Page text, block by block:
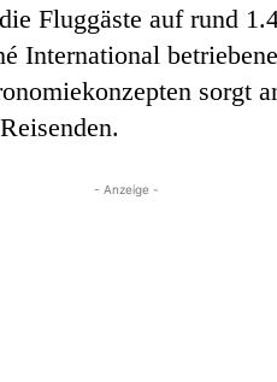
Fluggäste auf rund
sorgt
- Anzeige -